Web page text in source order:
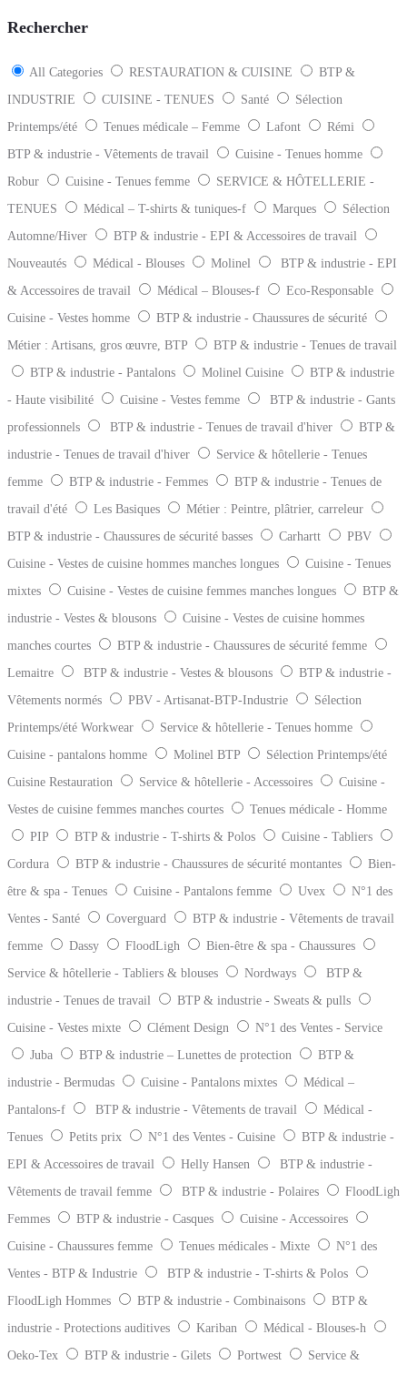
Rechercher
All Categories RESTAURATION & CUISINE
BTP &
INDUSTRIE
CUISINE - TENUES Santé
Sélection
Printemps/été
Tenues médicale – Femme Lafont
Rémi
BTP & industrie - Vêtements de travail
Cuisine - Tenues homme
Robur
Cuisine - Tenues femme
SERVICE & HÔTELLERIE -
TENUES
Médical – T-shirts & tuniques-f Marques
Sélection
Automne/Hiver
BTP & industrie - EPI & Accessoires de travail
Nouveautés
Médical - Blouses Molinel
BTP & industrie - EPI
& Accessoires de travail
Médical – Blouses-f
Eco-Responsable
Cuisine - Vestes homme
BTP & industrie - Chaussures de sécurité
Métier : Artisans, gros œuvre, BTP
BTP & industrie - Tenues de travail
BTP & industrie - Pantalons
Molinel Cuisine
BTP & industrie
- Haute visibilité
Cuisine - Vestes femme
BTP & industrie - Gants
professionnels
BTP & industrie - Tenues de travail d'hiver
BTP &
industrie - Tenues de travail d'hiver
Service & hôtellerie - Tenues
femme
BTP & industrie - Femmes
BTP & industrie - Tenues de
travail d'été
Les Basiques
Métier : Peintre, plâtrier, carreleur
BTP & industrie - Chaussures de sécurité basses
Carhartt
PBV
Cuisine - Vestes de cuisine hommes manches longues
Cuisine - Tenues
mixtes
Cuisine - Vestes de cuisine femmes manches longues
BTP &
industrie - Vestes & blousons
Cuisine - Vestes de cuisine hommes
manches courtes
BTP & industrie - Chaussures de sécurité femme
Lemaitre
BTP & industrie - Vestes & blousons
BTP & industrie -
Vêtements normés
PBV - Artisanat-BTP-Industrie
Sélection
Printemps/été Workwear
Service & hôtellerie - Tenues homme
Cuisine - pantalons homme
Molinel BTP
Sélection Printemps/été
Cuisine Restauration
Service & hôtellerie - Accessoires
Cuisine -
Vestes de cuisine femmes manches courtes
Tenues médicale - Homme
PIP
BTP & industrie - T-shirts & Polos
Cuisine - Tabliers
Cordura
BTP & industrie - Chaussures de sécurité montantes
Bien-
être & spa - Tenues
Cuisine - Pantalons femme Uvex
N°1 des
Ventes - Santé
Coverguard
BTP & industrie - Vêtements de travail
femme
Dassy FloodLigh
Bien-être & spa - Chaussures
Service & hôtellerie - Tabliers & blouses
Nordways
BTP &
industrie - Tenues de travail
BTP & industrie - Sweats & pulls
Cuisine - Vestes mixte
Clément Design
N°1 des Ventes - Service
Juba
BTP & industrie – Lunettes de protection
BTP &
industrie - Bermudas
Cuisine - Pantalons mixtes
Médical –
Pantalons-f
BTP & industrie - Vêtements de travail
Médical -
Tenues
Petits prix N°1 des Ventes - Cuisine
BTP & industrie -
EPI & Accessoires de travail
Helly Hansen
BTP & industrie -
Vêtements de travail femme
BTP & industrie - Polaires
FloodLigh
Femmes
BTP & industrie - Casques
Cuisine - Accessoires
Cuisine - Chaussures femme
Tenues médicales - Mixte
N°1 des
Ventes - BTP & Industrie
BTP & industrie - T-shirts & Polos
FloodLigh Hommes
BTP & industrie - Combinaisons
BTP &
industrie - Protections auditives
Kariban
Médical - Blouses-h
Oeko-Tex
BTP & industrie - Gilets Portwest
Service &